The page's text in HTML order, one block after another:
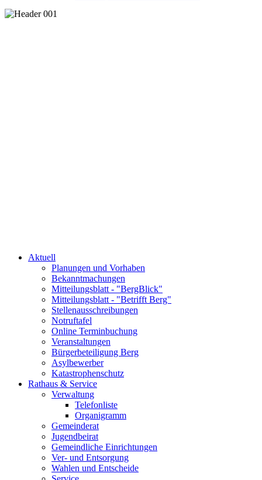
Aktuell
Planungen und Vorhaben
Bekanntmachungen
Mitteilungsblatt - "BergBlick"
Mitteilungsblatt - "Betrifft Berg"
Stellenausschreibungen
Notruftafel
Online Terminbuchung
Veranstaltungen
Bürgerbeteiligung Berg
Asylbewerber
Katastrophenschutz
Rathaus & Service
Verwaltung
Telefonliste
Organigramm
Gemeinderat
Jugendbeirat
Gemeindliche Einrichtungen
Ver- und Entsorgung
Wahlen und Entscheide